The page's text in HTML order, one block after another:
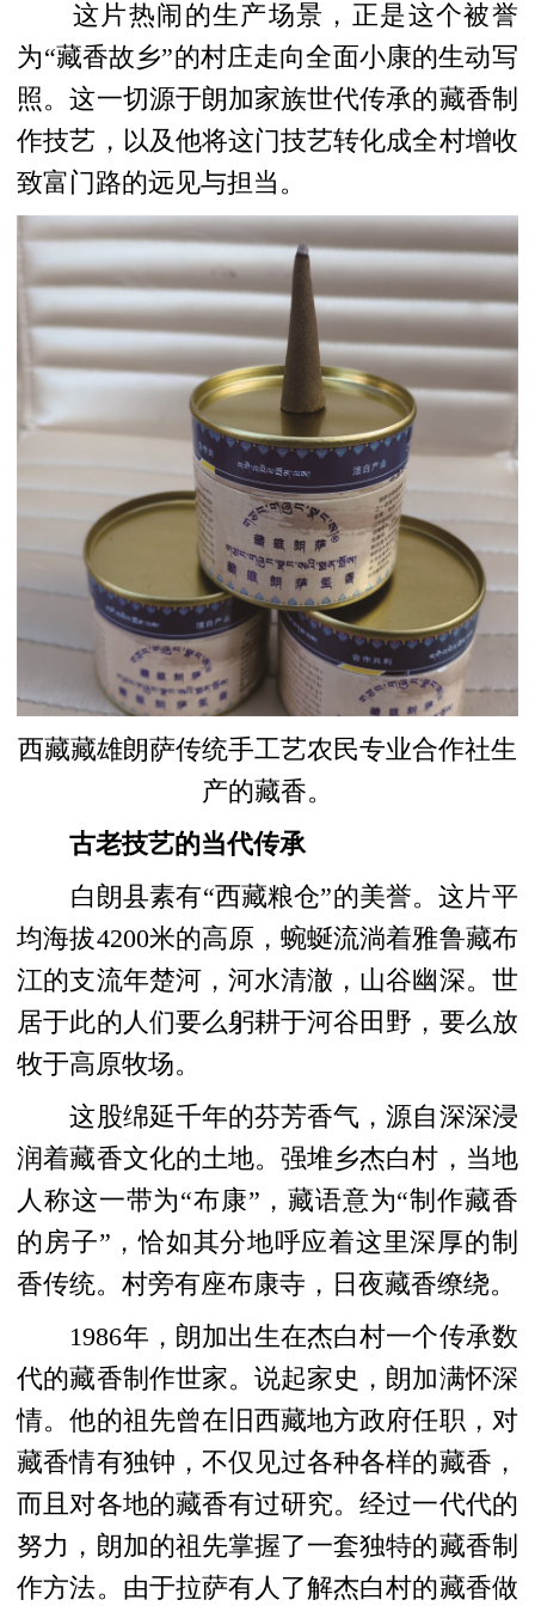
这片热闹的生产场景，正是这个被誉
为“藏香故乡”的村庄走向全面小康的生动写
照。这一切源于朗加家族世代传承的藏香制
作技艺，以及他将这门技艺转化成全村增收
致富门路的远见与担当。
西藏藏雄朗萨传统手工艺农民专业合作社生
产的藏香。
古老技艺的当代传承
白朗县素有“西藏粮仓”的美誉。这片平
均海拔4200米的高原，蜿蜒流淌着雅鲁藏布
江的支流年楚河，河水清澈，山谷幽深。世
居于此的人们要么躬耕于河谷田野，要么放
牧于高原牧场。
这股绵延千年的芬芳香气，源自深深浸
润着藏香文化的土地。强堆乡杰白村，当地
人称这一带为“布康”，藏语意为“制作藏香
的房子”，恰如其分地呼应着这里深厚的制
香传统。村旁有座布康寺，日夜藏香缭绕。
1986年，朗加出生在杰白村一个传承数
代的藏香制作世家。说起家史，朗加满怀深
情。他的祖先曾在旧西藏地方政府任职，对
藏香情有独钟，不仅见过各种各样的藏香，
而且对各地的藏香有过研究。经过一代代的
努力，朗加的祖先掌握了一套独特的藏香制
作方法。由于拉萨有人了解杰白村的藏香做